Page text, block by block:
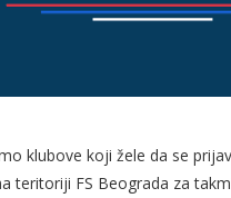
klubove koji žele da se
teritoriji FS Beograda za